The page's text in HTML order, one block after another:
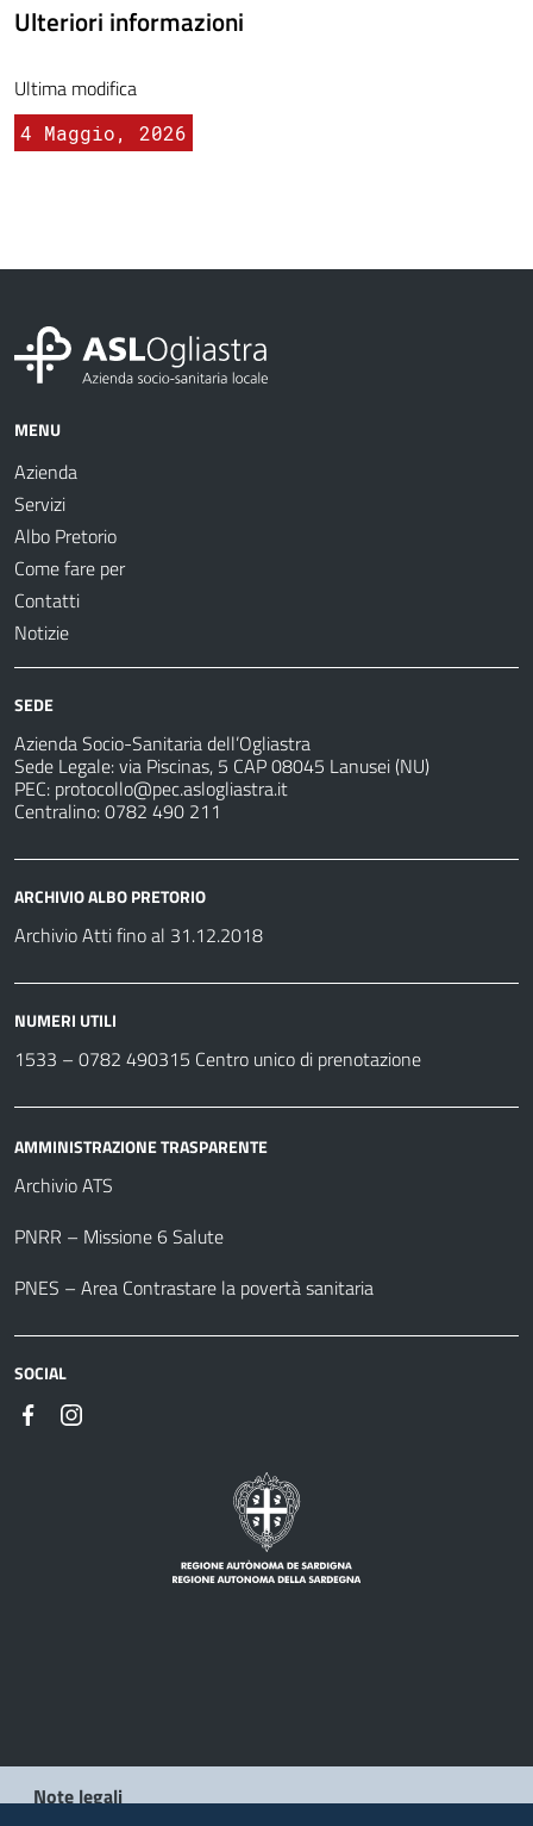
Ulteriori informazioni
Ultima modifica
4 Maggio, 2026
MENU
Azienda
Servizi
Albo Pretorio
Come fare per
Contatti
Notizie
SEDE
Azienda Socio-Sanitaria dell’Ogliastra
Sede Legale: via Piscinas, 5 CAP 08045 Lanusei (NU)
PEC: protocollo@pec.aslogliastra.it
Centralino: 0782 490 211
ARCHIVIO ALBO PRETORIO
Archivio Atti fino al 31.12.2018
NUMERI UTILI
1533 – 0782 490315 Centro unico di prenotazione
AMMINISTRAZIONE TRASPARENTE
Archivio ATS
PNRR – Missione 6 Salute
PNES – Area Contrastare la povertà sanitaria
SOCIAL
Note legali